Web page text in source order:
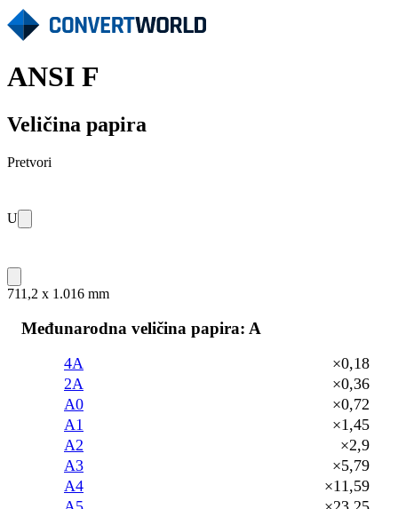
ANSI F
Veličina papira
Pretvori
U
711,2 x 1.016 mm
Međunarodna veličina papira: A
4A
×0,18
2A
×0,36
A0
×0,72
A1
×1,45
A2
×2,9
A3
×5,79
A4
×11,59